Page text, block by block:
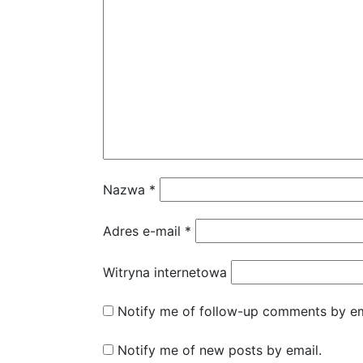
Nazwa *
Adres e-mail *
Witryna internetowa
Notify me of follow-up comments by
Notify me of new posts by email.